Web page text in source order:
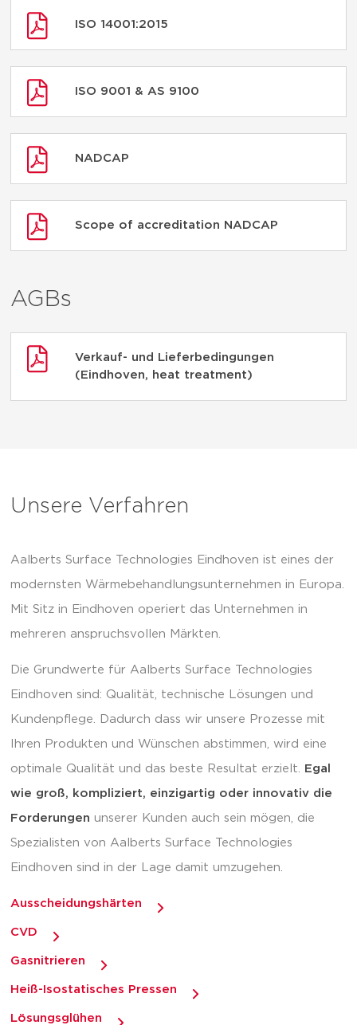
ISO 14001:2015
ISO 9001 & AS 9100
NADCAP
Scope of accreditation NADCAP
AGBs
Verkauf- und Lieferbedingungen
(Eindhoven, heat treatment)
Unsere Verfahren
Aalberts Surface Technologies Eindhoven ist eines der
modernsten Wärmebehandlungsunternehmen in Europa.
Mit Sitz in Eindhoven operiert das Unternehmen in
mehreren anspruchsvollen Märkten.
Die Grundwerte für Aalberts Surface Technologies
Eindhoven sind: Qualität, technische Lösungen und
Kundenpflege. Dadurch dass wir unsere Prozesse mit
Ihren Produkten und Wünschen abstimmen, wird eine
optimale Qualität und das beste Resultat erzielt. Egal
wie groß, kompliziert, einzigartig oder innovativ die
Forderungen unserer Kunden auch sein mögen, die
Spezialisten von Aalberts Surface Technologies
Eindhoven sind in der Lage damit umzugehen.
Ausscheidungshärten
CVD
Gasnitrieren
Heiß-Isostatisches Pressen
Lösungsglühen